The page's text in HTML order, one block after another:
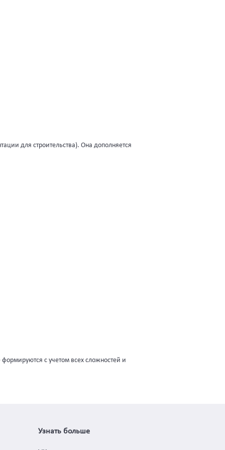
для строительства). Она дополняется
с учетом всех сложностей и
Узнать больше